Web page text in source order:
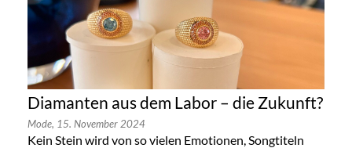
Diamanten aus dem Labor – die Zukunft?
Mode, 15. November 2024
Kein Stein wird von so vielen Emotionen, Songtiteln